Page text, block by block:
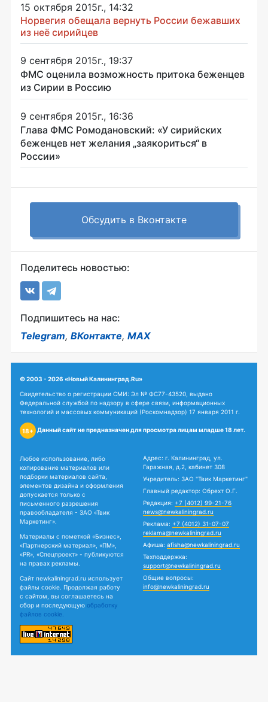
15 октября 2015г., 14:32
Норвегия обещала вернуть России бежавших
из неё сирийцев
9 сентября 2015г., 19:37
ФМС оценила возможность притока беженцев
из Сирии в Россию
9 сентября 2015г., 16:36
Глава ФМС Ромодановский: «У сирийских
беженцев нет желания „заякориться“ в
России»
Обсудить в Вконтакте
Поделитесь новостью:
Подпишитесь на нас:
Telegram, ВКонтакте, MAX
© 2003 - 2026 «Новый Калининград.Ru»
Свидетельство о регистрации СМИ: Эл № ФС77-43520, выдано
Федеральной службой по надзору в сфере связи, информационных
технологий и массовых коммуникаций (Роскомнадзор) 17 января 2011 г.
18+ Данный сайт не предназначен для просмотра лицам младше 18 лет.
Любое использование, либо
копирование материалов или
подборки материалов сайта,
элементов дизайна и оформления
допускается только с
письменного разрешения
правообладателя - ЗАО «Твик
Маркетинг».
Материалы с пометкой «Бизнес»,
«Партнерский материал», «ПМ»,
«PR», «Спецпроект» - публикуются
на правах рекламы.
Сайт newkaliningrad.ru использует
файлы cookie. Продолжая работу
с сайтом, вы соглашаетесь на
сбор и последующую обработку
файлов cookie.
Адрес: г. Калининград, ул.
Гаражная, д.2, кабинет 308
Учредитель: ЗАО "Твик Маркетинг"
Главный редактор: Обрехт О.Г.
Редакция: +7 (4012) 99-21-76
news@newkaliningrad.ru
Реклама: +7 (4012) 31-07-07
reklama@newkaliningrad.ru
Афиша: afisha@newkaliningrad.ru
Техподдержка:
support@newkaliningrad.ru
Общие вопросы:
info@newkaliningrad.ru